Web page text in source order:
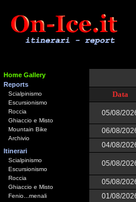
Home Gallery
Reports
Scialpinismo
Escursionismo
Roccia
Ghiaccio e Misto
Mountain Bike
Archivio
Itinerari
Scialpinismo
Escursionismo
Roccia
Ghiaccio e Misto
Fenio...menali
Data
05/08/
06/08/
04/08/
05/08/
05/08/
01/08/